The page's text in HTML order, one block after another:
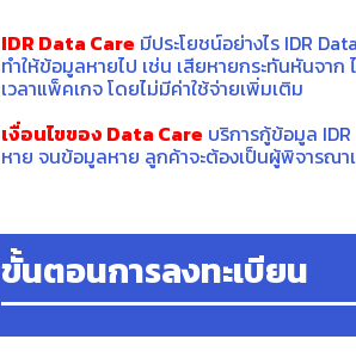
IDR Data Care มีประโยชน์อย่างไร IDR
ทำให้ข้อมูลหายไป เช่น เสียหายกระทันหันจา
เวลาแพ็คเกจ โดยไม่มีค่าใช้จ่ายเพิ่มเติม
เงื่อนไขของ Data Care บริการกู้ข้อมูล
หาย จนข้อมูลหาย ลูกค้าจะต้องเป็นผู้พิจารณ
ขั้นตอนการลงทะเบียน